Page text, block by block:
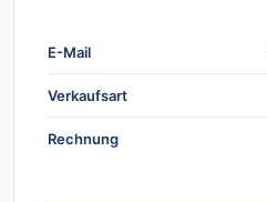
E-Mail
Verkaufsart
Rechnung